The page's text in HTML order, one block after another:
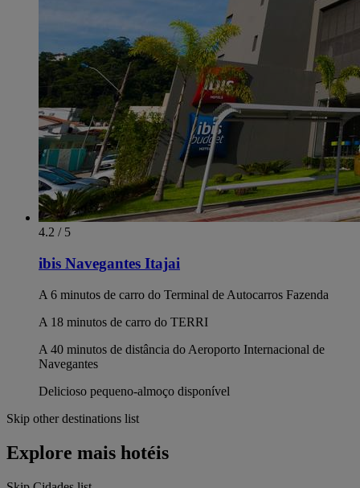
4.2 / 5
ibis Navegantes Itajai
A 6 minutos de carro do Terminal de Autocarros Fazenda
A 18 minutos de carro do TERRI
A 40 minutos de distância do Aeroporto Internacional de
Navegantes
Delicioso pequeno-almoço disponível
Skip other destinations list
Explore mais hotéis